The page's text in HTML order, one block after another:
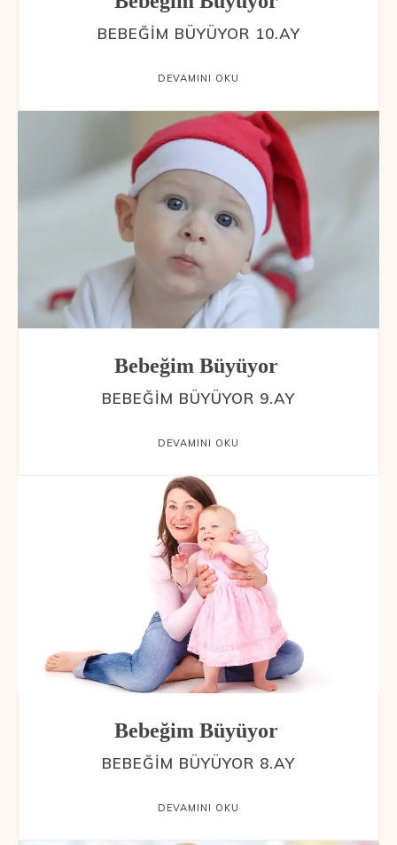
BEBEĞIM BÜYÜYOR 10.AY
DEVAMINI OKU
Bebeğim Büyüyor
BEBEĞIM BÜYÜYOR 9.AY
DEVAMINI OKU
Bebeğim Büyüyor
BEBEĞIM BÜYÜYOR 8.AY
DEVAMINI OKU